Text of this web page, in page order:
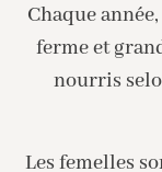
Chaque
ferme et
nourris
Les femelles